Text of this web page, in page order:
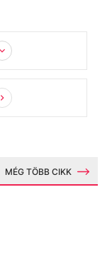
MÉG TÖBB CIKK